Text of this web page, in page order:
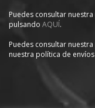
Puedes consultar
pulsando AQUÍ.
Puedes consultar
nuestra política de